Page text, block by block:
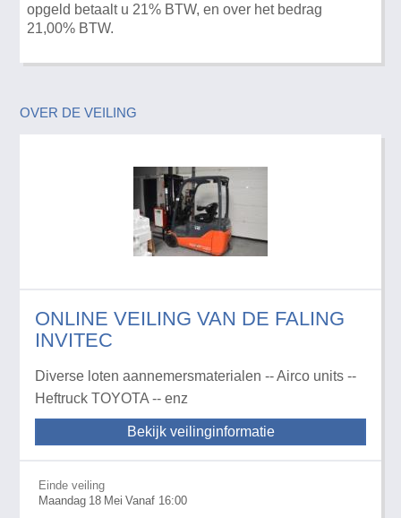
opgeld betaalt u 21% BTW, en over het bedrag
21,00% BTW.
OVER DE VEILING
ONLINE VEILING VAN DE FALING
INVITEC
Diverse loten aannemersmaterialen -- Airco units --
Heftruck TOYOTA -- enz
Bekijk veilinginformatie
Einde veiling
Maandag 18 Mei Vanaf 16:00